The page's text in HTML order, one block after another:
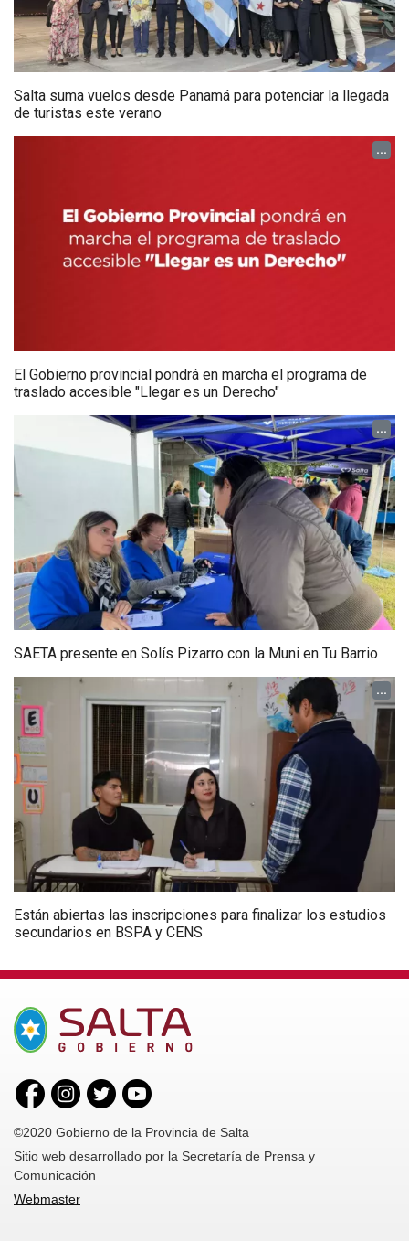
Salta suma vuelos desde Panamá para potenciar la llegada
de turistas este verano
...
El Gobierno provincial pondrá en marcha el programa de
traslado accesible "Llegar es un Derecho"
...
SAETA presente en Solís Pizarro con la Muni en Tu Barrio
...
Están abiertas las inscripciones para finalizar los estudios
secundarios en BSPA y CENS
©2020 Gobierno de la Provincia de Salta
Sitio web desarrollado por la Secretaría de Prensa y
Comunicación
Webmaster